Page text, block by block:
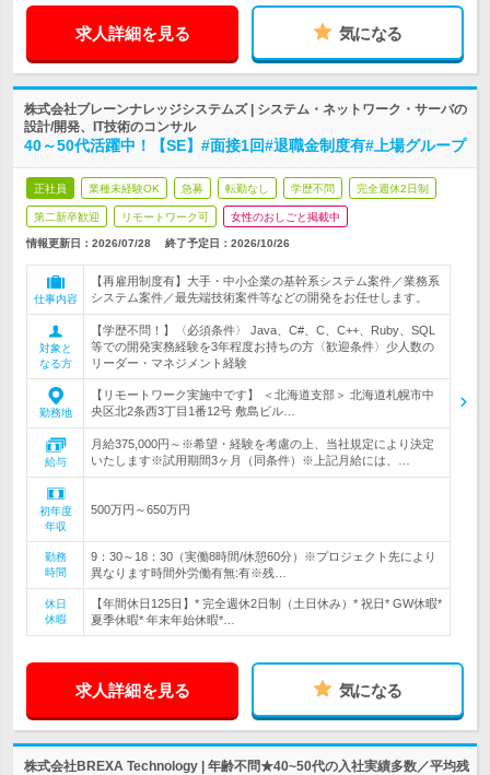
求人詳細を見る 気になる
株式会社ブレーンナレッジシステムズ | システム・ネットワーク・サーバの
設計/開発、IT技術のコンサル
40～50代活躍中！【SE】#面接1回#退職金制度有#上場グループ
正社員 業種未経験OK 急募 転勤なし 学歴不問 完全週休2日制
第二新卒歓迎 リモートワーク可 女性のおしごと掲載中
情報更新日：2026/07/28 終了予定日： 2026/10/26
仕事内容
【再雇用制度有】大手・中小企業の基幹系システム案件／業務系
システム案件／最先端技術案件等などの開発をお任せします。
対象と
なる方
【学歴不問！】〈必須条件〉 Java、C#、C、C++、Ruby、SQL
等での開発実務経験を3年程度お持ちの方〈歓迎条件〉少人数の
リーダー・マネジメント経験
勤務地
【リモートワーク実施中です】 ＜北海道支部＞ 北海道札幌市中
央区北2条西3丁目1番12号 敷島ビル…
給与
月給375,000円～※希望・経験を考慮の上、当社規定により決定
いたします※試用期間3ヶ月（同条件）※上記月給には、…
初年度
年収
500万円～650万円
勤務
時間
9：30～18：30（実働8時間/休憩60分）※プロジェクト先により
異なります時間外労働有無:有※残…
休日
休暇
【年間休日125日】* 完全週休2日制（土日休み）* 祝日* GW休暇*
夏季休暇* 年末年始休暇*…
求人詳細を見る 気になる
株式会社BREXA Technology | 年齢不問★40~50代の入社実績多数／平均残